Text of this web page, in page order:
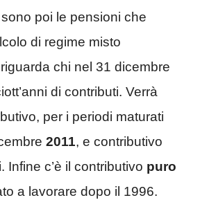
poi le pensioni che
di regime misto
chi nel 31 dicembre
di contributi. Verrà
per i periodi maturati
2011, e contributivo
Infine c’è il contributivo puro
a lavorare dopo il 1996.